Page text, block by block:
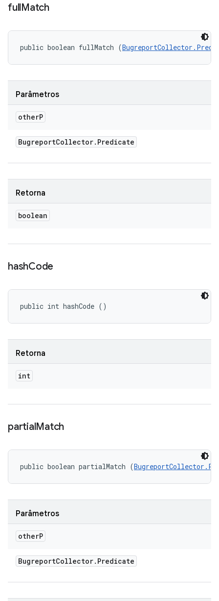
fullMatch
public boolean fullMatch (
Parâmetros
otherP
BugreportCollector. Predicate
Retorna
boolean
hashCode
public int hashCode ()
Retorna
int
partialMatch
public boolean partialMatch (
Parâmetros
otherP
BugreportCollector. Predicate